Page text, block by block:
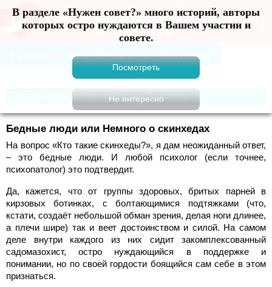
В разделе «Нужен совет?» много историй, авторы
которых остро нуждаются в Вашем участии и
совете.
Меню
Патриотизм и Национальный вопрос
Бедные люди или Немного о скинхедах
На вопрос «Кто такие скинхеды?», я дам неожиданный ответ,
– это бедные люди. И любой психолог (если точнее,
психопатолог) это подтвердит.
Да, кажется, что от группы здоровых, бритых парней в
кирзовых ботинках, с болтающимися подтяжками (что,
кстати, создаёт небольшой обман зрения, делая ноги длинее,
а плечи шире) так и веет достоинством и силой. На самом
деле внутри каждого из них сидит закомплексованный
садомазохист, остро нуждающийся в поддержке и
понимании, но по своей гордости боящийся сам себе в этом
признаться.